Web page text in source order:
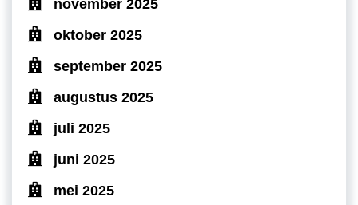
november 2025
oktober 2025
september 2025
augustus 2025
juli 2025
juni 2025
mei 2025